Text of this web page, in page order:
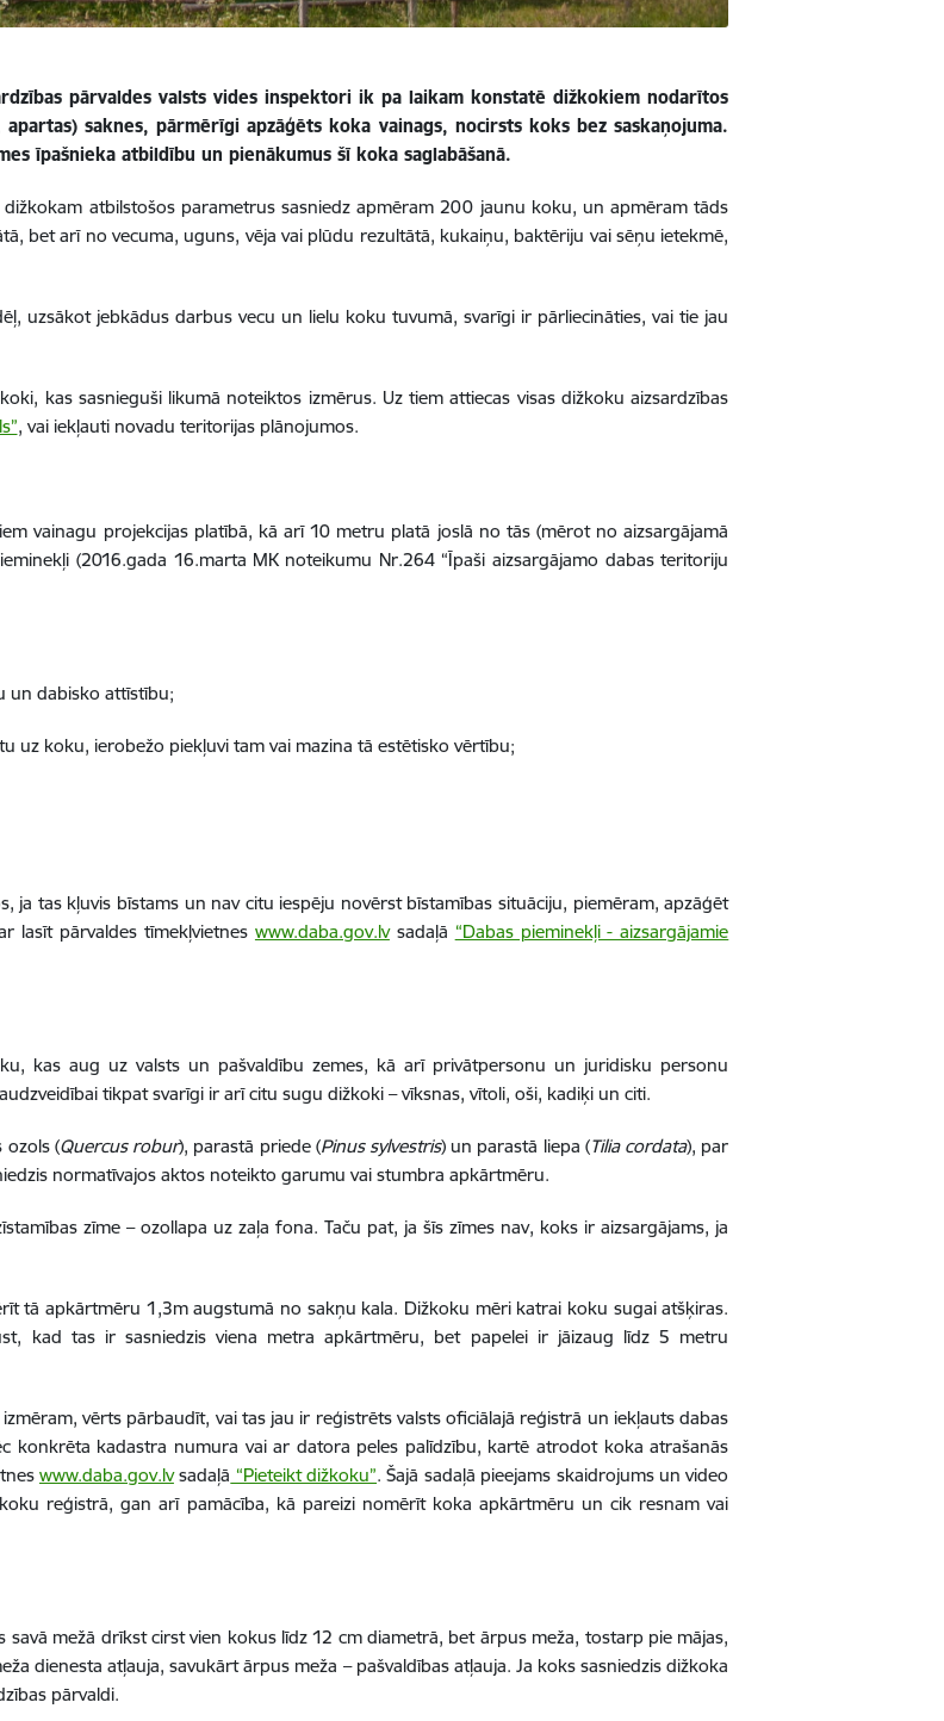
pārvaldes valsts vides inspektori ik pa laikam konstatē dižkokiem nodarītos
saknes, pārmērīgi apzāģēts koka vainags, nocirsts koks bez saskaņojuma.
īpašnieka atbildību un pienākumus šī koka saglabāšanā.
atbilstošos parametrus sasniedz apmēram 200 jaunu koku, un apmēram tāds
bet arī no vecuma, uguns, vēja vai plūdu rezultātā, kukaiņu, baktēriju vai sēņu ietekmē,
uzsākot jebkādus darbus vecu un lielu koku tuvumā, svarīgi ir pārliecināties, vai tie jau
kas sasnieguši likumā noteiktos izmērus. Uz tiem attiecas visas dižkoku aizsardzības
, vai iekļauti novadu teritorijas plānojumos.
vainagu projekcijas platībā, kā arī 10 metru platā joslā no tās (mērot no aizsargājamā
(2016.gada 16.marta MK noteikumu Nr.264 “Īpaši aizsargājamo dabas teritoriju
un dabisko attīstību;
uz koku, ierobežo piekļuvi tam vai mazina tā estētisko vērtību;
ja tas kļuvis bīstams un nav citu iespēju novērst bīstamības situāciju, piemēram, apzāģēt
lasīt pārvaldes tīmekļvietnes www.daba.gov.lvsadaļā “Dabas pieminekļi - aizsargājamie
kas aug uz valsts un pašvaldību zemes, kā arī privātpersonu un juridisku personu
tikpat svarīgi ir arī citu sugu dižkoki – vīksnas, vītoli, oši, kadiķi un citi.
ozols (Quercus robur), parastā priede (Pinus sylvestris) un parastā liepa (Tilia cordata), par
normatīvajos aktos noteikto garumu vai stumbra apkārtmēru.
zīme – ozollapa uz zaļa fona. Taču pat, ja šīs zīmes nav, koks ir aizsargājams, ja
tā apkārtmēru 1,3m augstumā no sakņu kala. Dižkoku mēri katrai koku sugai atšķiras.
kad tas ir sasniedzis viena metra apkārtmēru, bet papelei ir jāizaug līdz 5 metru
vērts pārbaudīt, vai tas jau ir reģistrēts valsts oficiālajā reģistrā un iekļauts dabas
konkrēta kadastra numura vai ar datora peles palīdzību, kartē atrodot koka atrašanās
www.daba.gov.lvsadaļā “Pieteikt dižkoku”. Šajā sadaļā pieejams skaidrojums un video
reģistrā, gan arī pamācība, kā pareizi nomērīt koka apkārtmēru un cik resnam vai
mežā drīkst cirst vien kokus līdz 12 cm diametrā, bet ārpus meža, tostarp pie mājas,
dienesta atļauja, savukārt ārpus meža – pašvaldības atļauja. Ja koks sasniedzis dižkoka
pārvaldi.